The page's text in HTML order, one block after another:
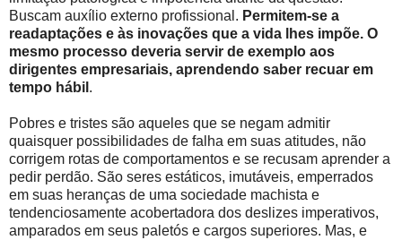
Buscam auxílio externo profissional. Permitem-se a
readaptações e às inovações que a vida lhes impõe. O
mesmo processo deveria servir de exemplo aos
dirigentes empresariais, aprendendo saber recuar em
tempo hábil .
Pobres e tristes são aqueles que se negam admitir
quaisquer possibilidades de falha em suas atitudes, não
corrigem rotas de comportamentos e se recusam aprender a
pedir perdão. São seres estáticos, imutáveis, emperrados
em suas heranças de uma sociedade machista e
tendenciosamente acobertadora dos deslizes imperativos,
amparados em seus paletós e cargos superiores. Mas, e